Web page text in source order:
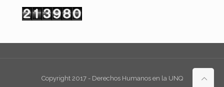
Copyright 2017 - Derechos Humanos en la UNQ